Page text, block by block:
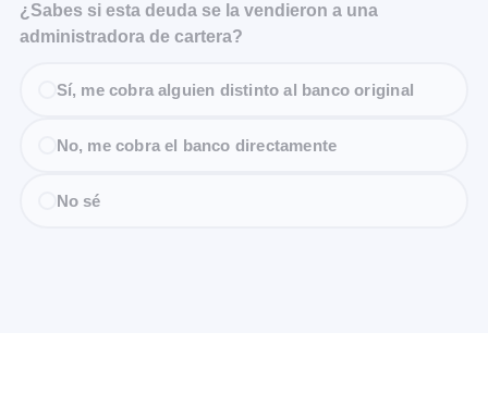
¿Sabes si esta deuda se la vendieron a una
administradora de cartera?
Sí, me cobra alguien distinto al banco original
No, me cobra el banco directamente
No sé